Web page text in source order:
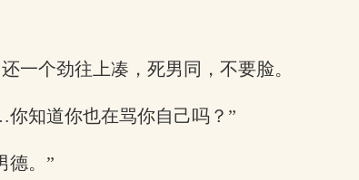
一个劲往上凑，死男同，不要脸。
知道你也在骂你自己吗？”
德。”